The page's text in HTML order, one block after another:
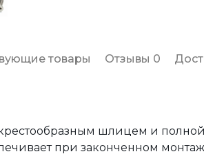
товары Отзывы 0
шлицем и
при законченном